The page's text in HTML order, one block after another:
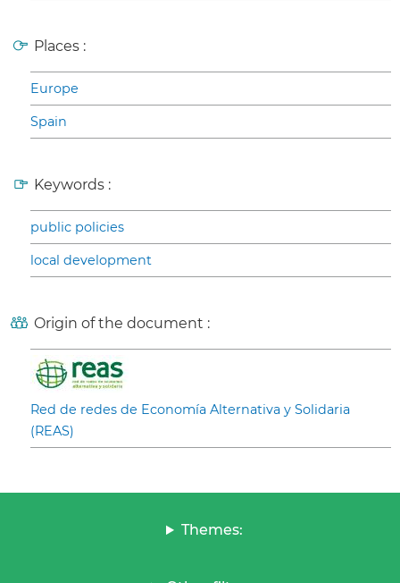
Places :
Europe
Spain
Keywords :
public policies
local development
Origin of the document :
Red de redes de Economía Alternativa y Solidaria
(REAS)
Themes: